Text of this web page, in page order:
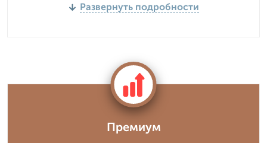
Развернуть подробности
Премиум